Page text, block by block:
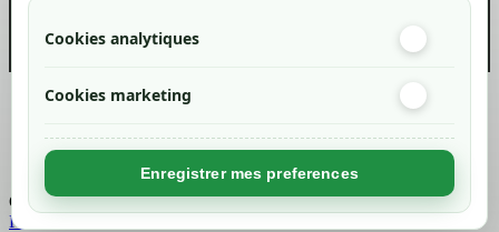
Cookies analytiques
Cookies marketing
Enregistrer mes preferences
Created byNageoconcept
Chargement...
Retour en haut